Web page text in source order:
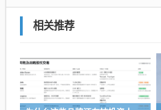
相关推荐